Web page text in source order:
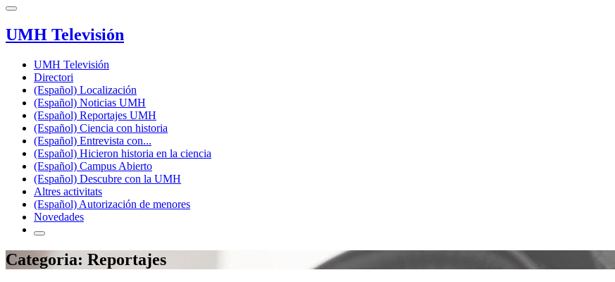
UMH Televisión
UMH Televisión
Directori
(Español) Localización
(Español) Noticias UMH
(Español) Reportajes UMH
(Español) Ciencia con historia
(Español) Entrevista con...
(Español) Hicieron historia en la ciencia
(Español) Campus Abierto
(Español) Descubre con la UMH
Altres activitats
(Español) Autorización de menores
Novedades
Categoria: Reportajes